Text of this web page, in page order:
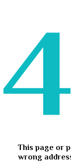
This page or
wrong